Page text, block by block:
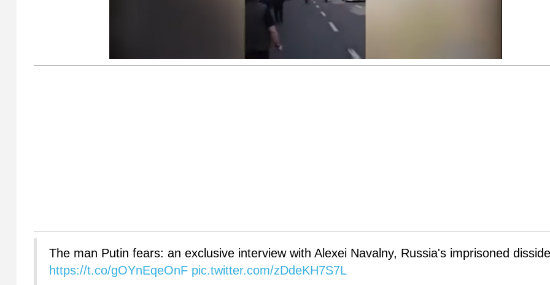
The man Putin fears: an exclusive interview with Alexei Navalny, Russia's imprisoned
https://t.co/gOYnEqeOnF pic.twitter.com/zDdeKH7S7L